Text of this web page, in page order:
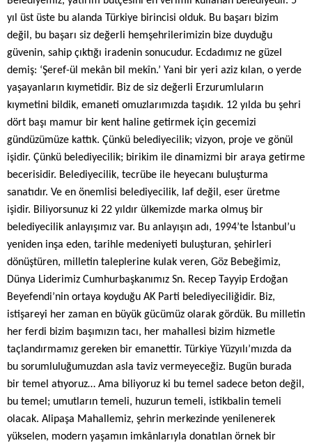
yıl üst üste bu alanda Türkiye birincisi olduk. Bu başarı bizim
değil, bu başarı siz değerli hemşehrilerimizin bize duyduğu
güvenin, sahip çıktığı iradenin sonucudur. Ecdadımız ne güzel
demiş: ‘Şeref-ül mekân bil mekîn.’ Yani bir yeri aziz kılan, o yerde
yaşayanların kıymetidir. Biz de siz değerli Erzurumluların
kıymetini bildik, emaneti omuzlarımızda taşıdık. 12 yılda bu şehri
dört başı mamur bir kent haline getirmek için gecemizi
gündüzümüze kattık. Çünkü belediyecilik; vizyon, proje ve gönül
işidir. Çünkü belediyecilik; birikim ile dinamizmi bir araya getirme
becerisidir. Belediyecilik, tecrübe ile heyecanı buluşturma
sanatıdır. Ve en önemlisi belediyecilik, laf değil, eser üretme
işidir. Biliyorsunuz ki 22 yıldır ülkemizde marka olmuş bir
belediyecilik anlayışımız var. Bu anlayışın adı, 1994’te İstanbul’u
yeniden inşa eden, tarihle medeniyeti buluşturan, şehirleri
dönüştüren, milletin taleplerine kulak veren, Göz Bebeğimiz,
Dünya Liderimiz Cumhurbaşkanımız Sn. Recep Tayyip Erdoğan
Beyefendi’nin ortaya koyduğu AK Parti belediyeciliğidir. Biz,
istişareyi her zaman en büyük gücümüz olarak gördük. Bu milletin
her ferdi bizim başımızın tacı, her mahallesi bizim hizmetle
taçlandırmamız gereken bir emanettir. Türkiye Yüzyılı’mızda da
bu sorumluluğumuzdan asla taviz vermeyeceğiz. Bugün burada
bir temel atıyoruz… Ama biliyoruz ki bu temel sadece beton değil,
bu temel; umutların temeli, huzurun temeli, istikbalin temeli
olacak. Alipaşa Mahallemiz, şehrin merkezinde yenilenerek
yükselen, modern yaşamın imkânlarıyla donatılan örnek bir